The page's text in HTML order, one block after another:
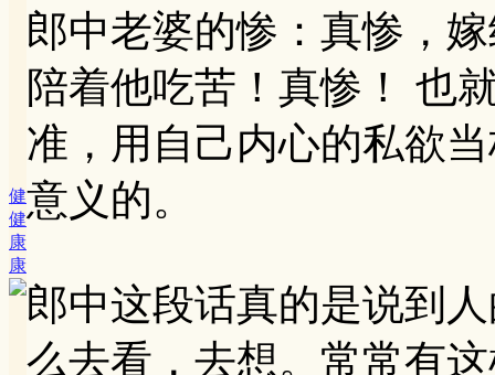
健
健
康
康
郎中老婆的惨：真惨，
陪着他吃苦！真惨！ 也
准，用自己内心的私欲
意义的。
郎中这段话真的是说到
么去看，去想。常常有